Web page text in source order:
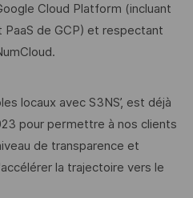
Cloud Platform (incluant
de GCP) et respectant
locaux avec S3NS’, est déjà
pour permettre à nos clients
de transparence et
la trajectoire vers le